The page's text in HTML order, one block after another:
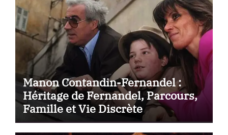
Manon Contandin-Fernandel :
Héritage de Fernandel, Parcours,
Famille et Vie Discrète